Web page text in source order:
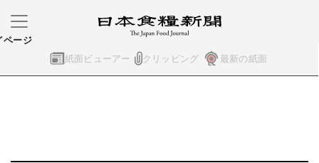
紙面ビューアー クリッピング 最新の紙面
ページ